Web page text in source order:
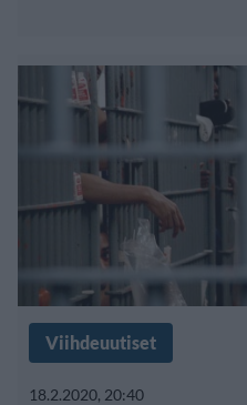
Viihdeuutiset
18.2.2020, 20:40